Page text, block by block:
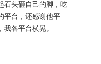
石头砸自己的脚，吃
平台，还感谢他平
各平台横晃。